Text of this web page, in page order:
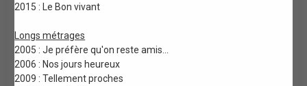
2015 : Le Bon vivant
Longs métrages
2005 : Je préfère qu'on reste amis...
2006 : Nos jours heureux
2009 : Tellement proches